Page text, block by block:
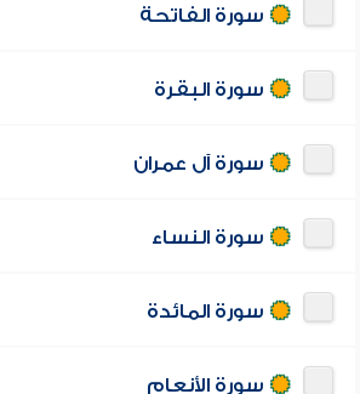
سورة الفاتحة
سورة البقرة
سورة آل عمران
سورة النساء
سورة المائدة
سورة الأنعام